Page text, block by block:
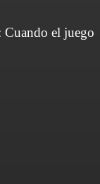
Cuando el juego